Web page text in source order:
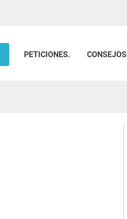
PETICIONES. CONSEJOS